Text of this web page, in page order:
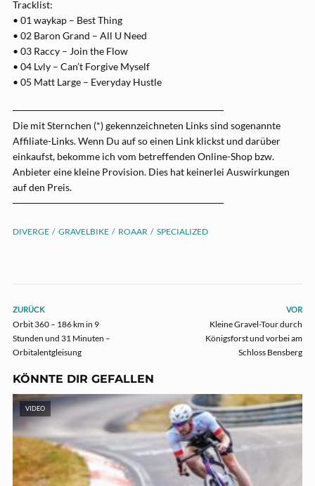
Tracklist:
• 01 waykap – Best Thing
• 02 Baron Grand – All U Need
• 03 Raccy – Join the Flow
• 04 Lvly – Can’t Forgive Myself
• 05 Matt Large – Everyday Hustle
──────────────────────────────
Die mit Sternchen (*) gekennzeichneten Links sind sogenannte
Affiliate-Links. Wenn Du auf so einen Link klickst und darüber
einkaufst, bekomme ich vom betreffenden Online-Shop bzw.
Anbieter eine kleine Provision. Dies hat keinerlei Auswirkungen
auf den Preis.
──────────────────────────────
DIVERGE GRAVELBIKE ROAAR SPECIALIZED
ZURÜCK
Orbit 360 – 186 km in 9
Stunden und 31 Minuten –
Orbitalentgleisung
VOR
Kleine Gravel-Tour durch
Königsforst und vorbei am
Schloss Bensberg
KÖNNTE DIR GEFALLEN
VIDEO